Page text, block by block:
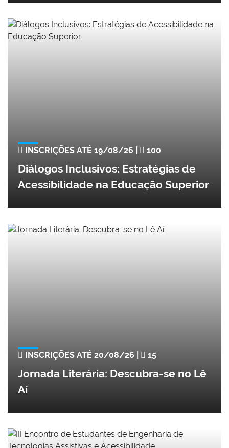
INSCRIÇÕES ATÉ 19/08/26 | 100
Diálogos Inclusivos: Estratégias de
Acessibilidade na Educação Superior
INSCRIÇÕES ATÉ 20/08/26 | 15
Jornada Literária: Descubra-se no Lê
Aí